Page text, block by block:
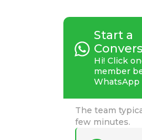
Start a
Hi! Click
below to
The team
minutes.
Start a
Hi! Click
member
WhatsApp
The team
few minutes.